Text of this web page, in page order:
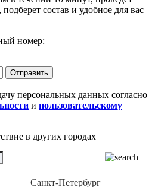
состав и удобное для вас
номер:
Отправить
персональных данных согласно
и пользовательскому
в других городах
Санкт-Петербург